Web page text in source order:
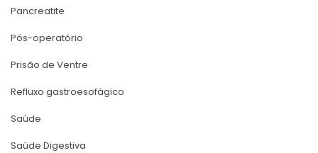
Pancreatite
Pós-operatório
Prisão de Ventre
Refluxo gastroesofágico
Saúde
Saúde Digestiva